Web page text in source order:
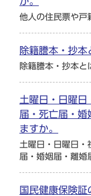
他人の住民票や戸
除籍謄本・抄本
除籍謄本・抄本と
土曜日・日曜日
届・死亡届・婚
ますか。
土曜日・日曜日・
届・婚姻届・離
国民健康保険